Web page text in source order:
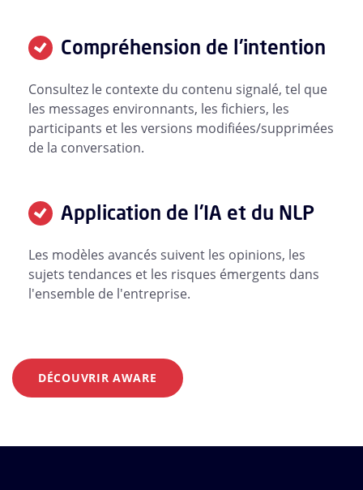
Compréhension de l'intention
Consultez le contexte du contenu signalé, tel que
les messages environnants, les fichiers, les
participants et les versions modifiées/supprimées
de la conversation.
Application de l'IA et du NLP
Les modèles avancés suivent les opinions, les
sujets tendances et les risques émergents dans
l'ensemble de l'entreprise.
DÉCOUVRIR AWARE